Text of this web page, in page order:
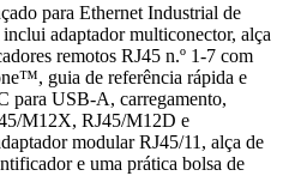
para Ethernet Industrial de
adaptador multiconector, alça
remotos RJ45 n.º 1-7 com
guia de referência rápida e
para USB-A, carregamento,
M12X, RJ45/M12D e
modular RJ45/11, alça de
e uma prática bolsa de